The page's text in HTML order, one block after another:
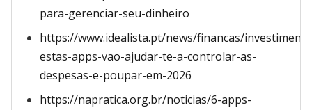
para-gerenciar-seu-dinheiro
https://www.idealista.pt/news/financas/
estas-apps-vao-ajudar-te-a-controlar-as-
despesas-e-poupar-em-2026
https://napratica.org.br/noticias/6-apps-